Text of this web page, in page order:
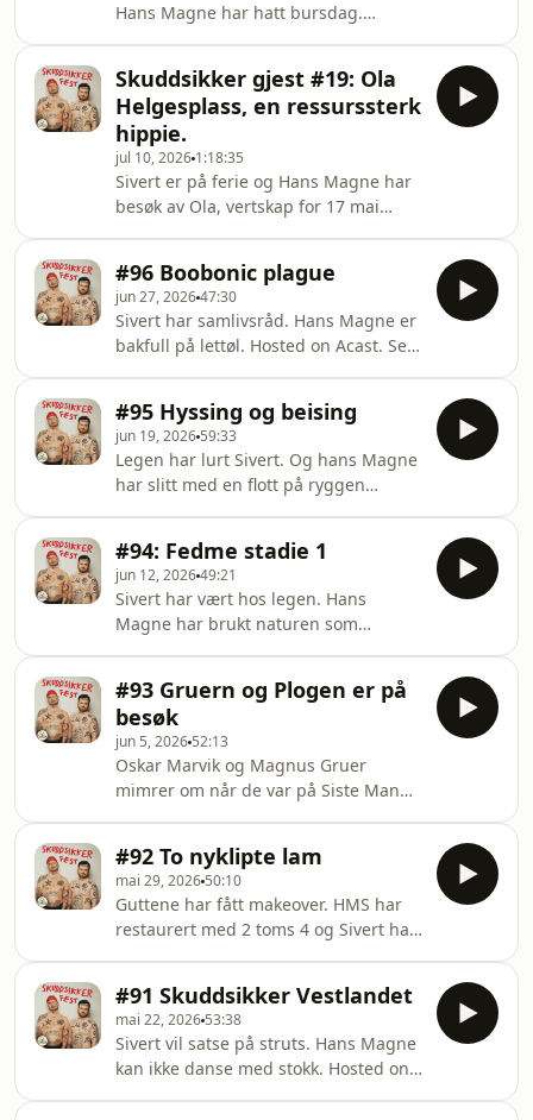
Hans Magne har hatt bursdag.
information.
Skuddsikker gjest #19: Ola
Helgesplass, en ressurssterk
hippie.
jul 10, 2026 1:18:35
Sivert er på ferie og Hans Magne har
besøk av Ola, vertskap for 17 mai
overhøring! Hosted on Acast. See
acast.com/privacy for more
information.
#96 Boobonic plague
jun 27, 202647:30
Sivert har samlivsråd. Hans Magne er
bakfull på lettøl. Hosted on Acast. See
#95 Hyssing og beising
jun 19, 2026 59:33
Legen har lurt Sivert. Og hans Magne
har slitt med en flott på ryggen
information.
#94: Fedme stadie 1
jun 12, 202649:21
Sivert har vært hos legen. Hans
Magne har brukt naturen som
information.
#93 Gruern og Plogen er på
besøk
jun 5, 2026 52:13
Oskar Marvik og Magnus Gruer
mimrer om når de var på Siste Mann
information.
#92 To nyklipte lam
mai 29, 2026 50:10
Guttene har fått makeover. HMS har
restaurert med 2 toms 4 og Sivert har
information.
#91 Skuddsikker Vestlandet
mai 22, 2026 53:38
Sivert vil satse på struts. Hans Magne
kan ikke danse med stokk. Hosted on